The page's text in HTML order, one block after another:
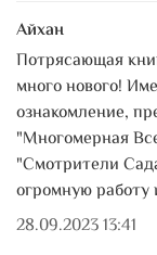
Айхан
Потрясающая
много нового!
ознакомление,
"Многомерная
"Смотрители
огромную работу
28.09.2023 13:41